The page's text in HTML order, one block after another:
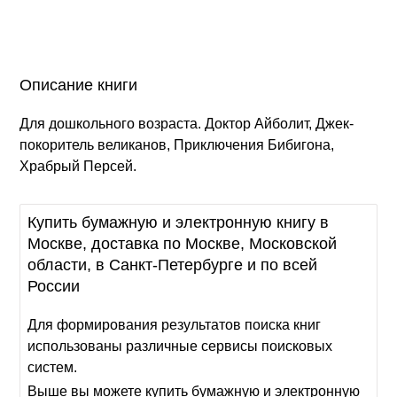
Описание книги
Для дошкольного возраста. Доктор Айболит, Джек-
покоритель великанов, Приключения Бибигона,
Храбрый Персей.
Купить бумажную и электронную книгу в
Москве, доставка по Москве, Московской
области, в Санкт-Петербурге и по всей
России
Для формирования результатов поиска книг
использованы различные сервисы поисковых
систем.
Выше вы можете купить бумажную и электронную